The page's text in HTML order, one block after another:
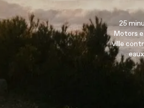
25
Motors
ville